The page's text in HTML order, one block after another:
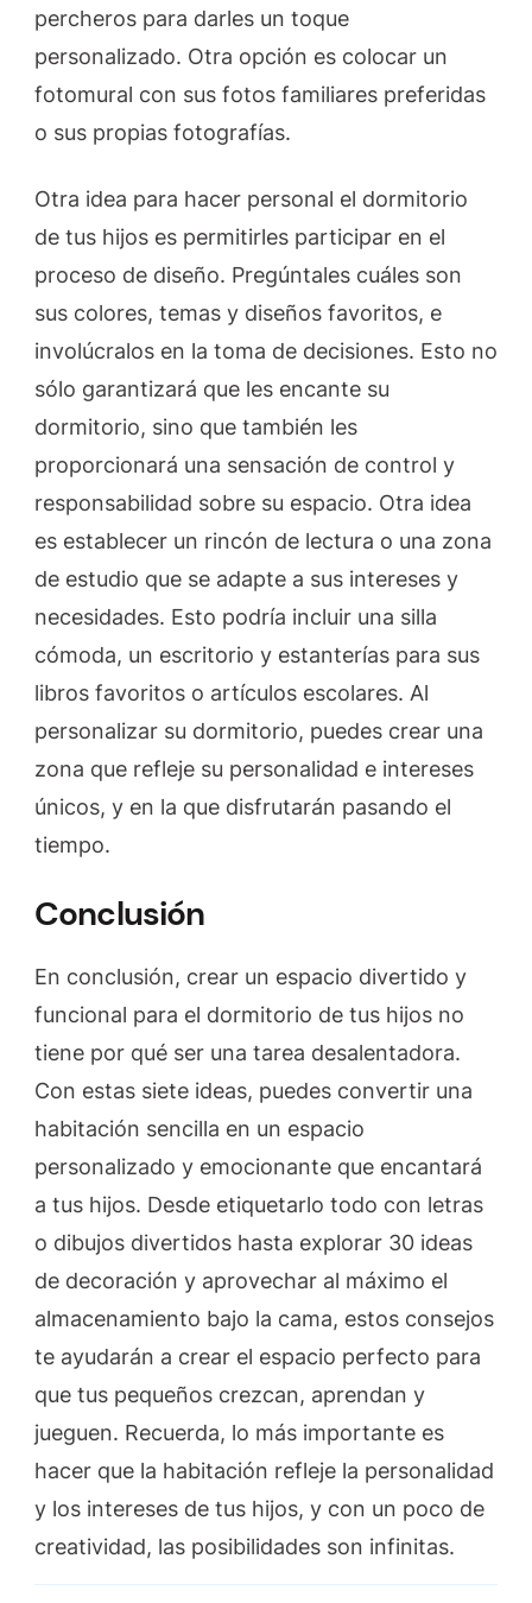
percheros para darles un toque
personalizado. Otra opción es colocar un
fotomural con sus fotos familiares preferidas
o sus propias fotografías.
Otra idea para hacer personal el dormitorio
de tus hijos es permitirles participar en el
proceso de diseño. Pregúntales cuáles son
sus colores, temas y diseños favoritos, e
involúcralos en la toma de decisiones. Esto no
sólo garantizará que les encante su
dormitorio, sino que también les
proporcionará una sensación de control y
responsabilidad sobre su espacio. Otra idea
es establecer un rincón de lectura o una zona
de estudio que se adapte a sus intereses y
necesidades. Esto podría incluir una silla
cómoda, un escritorio y estanterías para sus
libros favoritos o artículos escolares. Al
personalizar su dormitorio, puedes crear una
zona que refleje su personalidad e intereses
únicos, y en la que disfrutarán pasando el
tiempo.
Conclusión
En conclusión, crear un espacio divertido y
funcional para el dormitorio de tus hijos no
tiene por qué ser una tarea desalentadora.
Con estas siete ideas, puedes convertir una
habitación sencilla en un espacio
personalizado y emocionante que encantará
a tus hijos. Desde etiquetarlo todo con letras
o dibujos divertidos hasta explorar 30 ideas
de decoración y aprovechar al máximo el
almacenamiento bajo la cama, estos consejos
te ayudarán a crear el espacio perfecto para
que tus pequeños crezcan, aprendan y
jueguen. Recuerda, lo más importante es
hacer que la habitación refleje la personalidad
y los intereses de tus hijos, y con un poco de
creatividad, las posibilidades son infinitas.